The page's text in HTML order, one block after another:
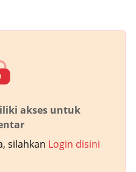
akses untuk
silahkan Login disini